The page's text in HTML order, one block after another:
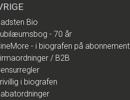
Bio
- 70 år
- i biografen på abonnement
/ B2B
i biografen